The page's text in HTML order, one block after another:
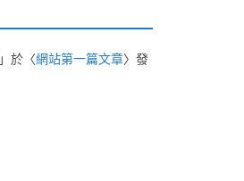
」於〈網站第一篇文章〉發